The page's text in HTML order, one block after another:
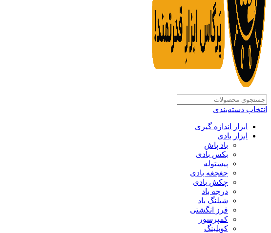
انتخاب دسته‌بندی
ابزار اندازه گیری
ابزار بادی
باد پاش
بکس بادی
پیستوله
جغجغه بادی
چکش بادی
درجه باد
شیلنگ باد
فرز انگشتی
کمپرسور
کوبلینگ